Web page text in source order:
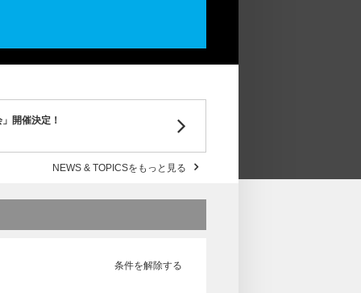
開催決定！
NEWS & TOPICSをもっと見る
条件を解除する